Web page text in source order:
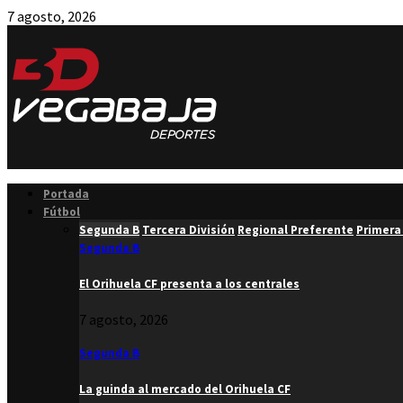
7 agosto, 2026
Portada
Fútbol
Segunda B Tercera División Regional Preferente
Segunda B
El Orihuela CF presenta a los centrales
7 agosto, 2026
Segunda B
La guinda al mercado del Orihuela CF